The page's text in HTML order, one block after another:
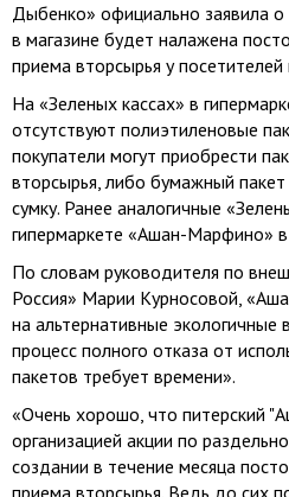
Дыбенко» официально заявила
в магазине будет налажена
приема вторсырья у посетителей
На «Зеленых кассах» в
отсутствуют полиэтиленовые
покупатели могут приобрести
вторсырья, либо бумажный
сумку. Ранее аналогичные
гипермаркете «Ашан-Марфино»
По словам руководителя по
Россия» Марии Курносовой,
на альтернативные экологичные
процесс полного отказа от
пакетов требует времени».
«Очень хорошо, что питерский
организацией акции по
создании в течение месяца
приема вторсырья. Ведь до сих